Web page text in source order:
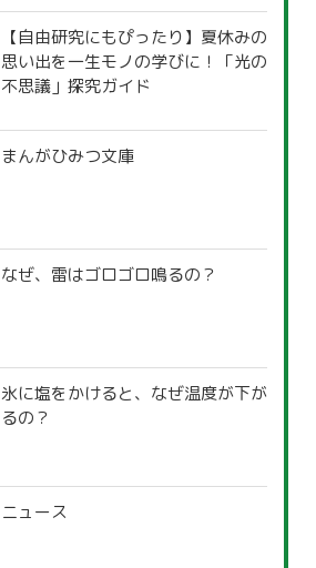
【自由研究にもぴったり】夏休みの
思い出を一生モノの学びに！「光の
不思議」探究ガイド
まんがひみつ文庫
なぜ、雷はゴロゴロ鳴るの？
氷に塩をかけると、なぜ温度が下が
るの？
ニュース